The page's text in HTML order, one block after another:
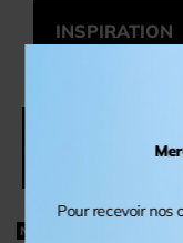
Pour recevoir nos
INSPIRATION
VOUS
NOUVEAUTÉ